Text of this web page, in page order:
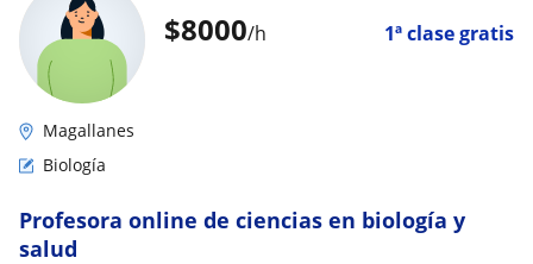
$8000/h 1ª clase gratis
Magallanes
Biología
Profesora online de ciencias en biología y
salud